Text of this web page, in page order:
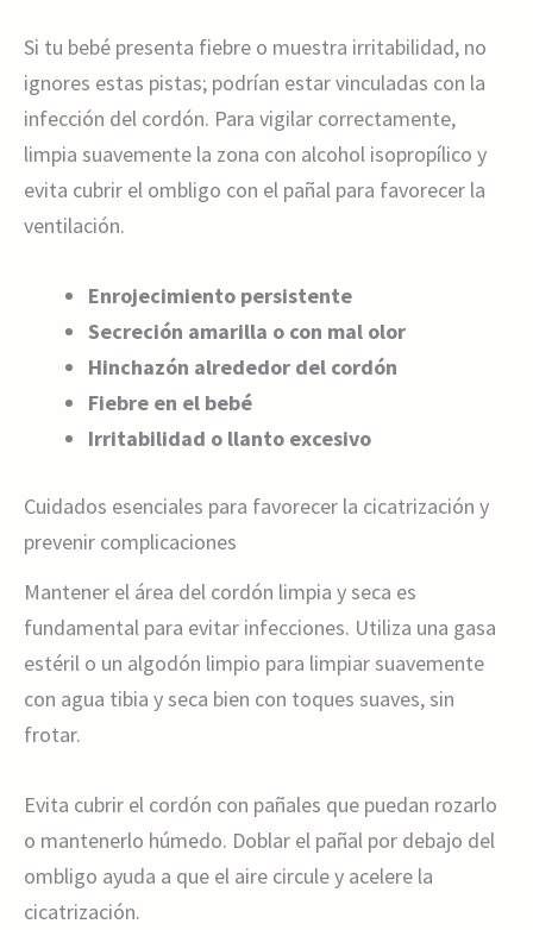
Si tu bebé presenta fiebre o muestra irritabilidad, no
ignores estas pistas; podrían estar vinculadas con la
infección del cordón. Para vigilar correctamente,
limpia suavemente la zona con alcohol isopropílico y
evita cubrir el ombligo con el pañal para favorecer la
ventilación.
Enrojecimiento persistente
Secreción amarilla o con mal olor
Hinchazón alrededor del cordón
Fiebre en el bebé
Irritabilidad o llanto excesivo
Cuidados esenciales para favorecer la cicatrización y
prevenir complicaciones
Mantener el área del cordón limpia y seca es
fundamental para evitar infecciones. Utiliza una gasa
estéril o un algodón limpio para limpiar suavemente
con agua tibia y seca bien con toques suaves, sin
frotar.
Evita cubrir el cordón con pañales que puedan rozarlo
o mantenerlo húmedo. Doblar el pañal por debajo del
ombligo ayuda a que el aire circule y acelere la
cicatrización.